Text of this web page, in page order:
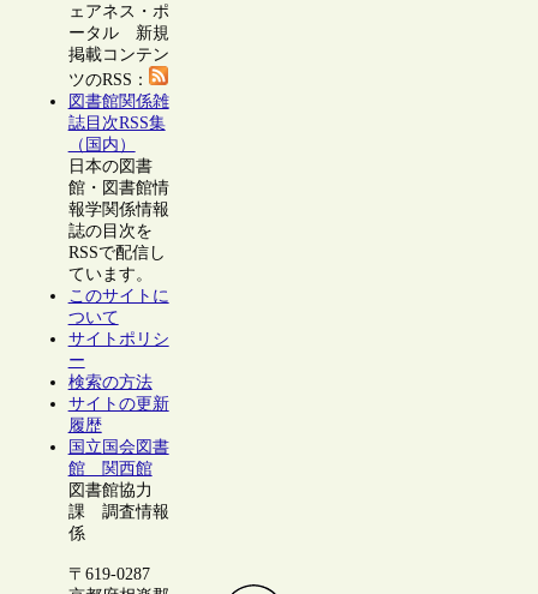
ェアネス・ポ
ータル 新規
掲載コンテン
ツのRSS：
図書館関係雑
誌目次RSS集
（国内）
日本の図書
館・図書館情
報学関係情報
誌の目次を
RSSで配信し
ています。
このサイトに
ついて
サイトポリシ
ー
検索の方法
サイトの更新
履歴
国立国会図書
館 関西館
図書館協力
課 調査情報
係
〒619-0287